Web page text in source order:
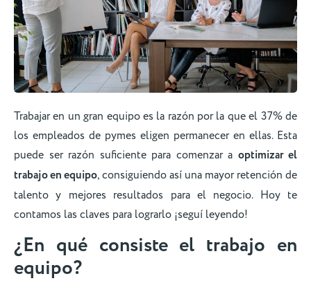
Trabajar en un gran equipo es la razón por la que el 37% de
los empleados de pymes eligen permanecer en ellas. Esta
puede ser razón suficiente para comenzar a optimizar el
trabajo en equipo, consiguiendo así una mayor retención de
talento y mejores resultados para el negocio. Hoy te
contamos las claves para lograrlo ¡seguí leyendo!
¿En qué consiste el trabajo en
equipo?